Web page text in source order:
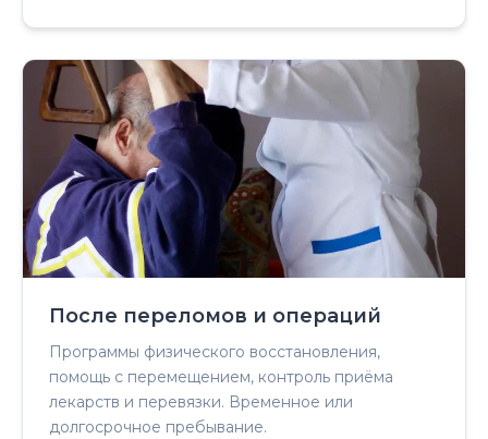
После переломов и операций
Программы физического восстановления,
помощь с перемещением, контроль приёма
лекарств и перевязки. Временное или
долгосрочное пребывание.